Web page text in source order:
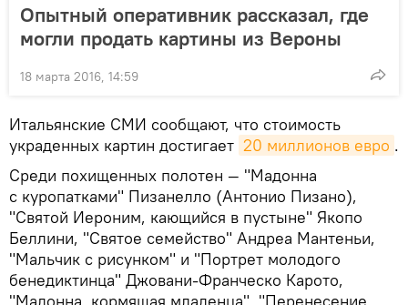
Опытный оперативник рассказал, где
могли продать картины из Вероны
18 марта 2016, 14:59
Итальянские СМИ сообщают, что стоимость
украденных картин достигает 20 миллионов евро .
Среди похищенных полотен — "Мадонна
с куропатками" Пизанелло (Антонио Пизано),
"Святой Иероним, кающийся в пустыне" Якопо
Беллини, "Святое семейство" Андреа Мантеньи,
"Мальчик с рисунком" и "Портрет молодого
бенедиктинца" Джовани-Франческо Карото,
"Мадонна, кормящая младенца", "Перенесение